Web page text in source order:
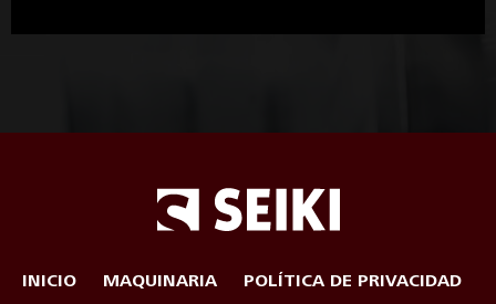
INICIO MAQUINARIA POLÍTICA DE PRIVACIDAD